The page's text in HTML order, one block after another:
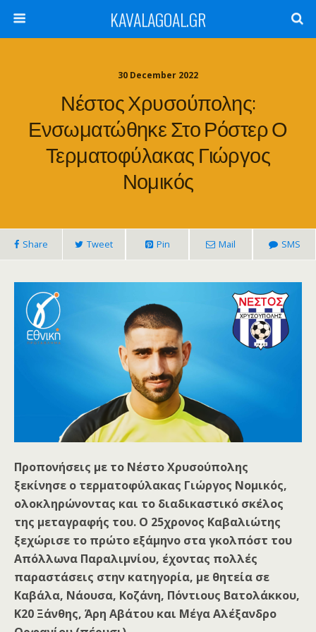
KAVALAGOAL.GR
30 December 2022
Νέστος Χρυσούπολης:
Ενσωματώθηκε Στο Ρόστερ Ο
Τερματοφύλακας Γιώργος
Νομικός
Share Tweet Pin Mail SMS
Προπονήσεις με το Νέστο Χρυσούπολης
ξεκίνησε ο τερματοφύλακας Γιώργος Νομικός,
ολοκληρώνοντας και το διαδικαστικό σκέλος
της μεταγραφής του. Ο 25χρονος Καβαλιώτης
ξεχώρισε το πρώτο εξάμηνο στα γκολπόστ του
Απόλλωνα Παραλιμνίου, έχοντας πολλές
παραστάσεις στην κατηγορία, με θητεία σε
Καβάλα, Νάουσα, Κοζάνη, Πόντιους Βατολάκκου,
Κ20 Ξάνθης, Άρη Αβάτου και Μέγα Αλέξανδρο